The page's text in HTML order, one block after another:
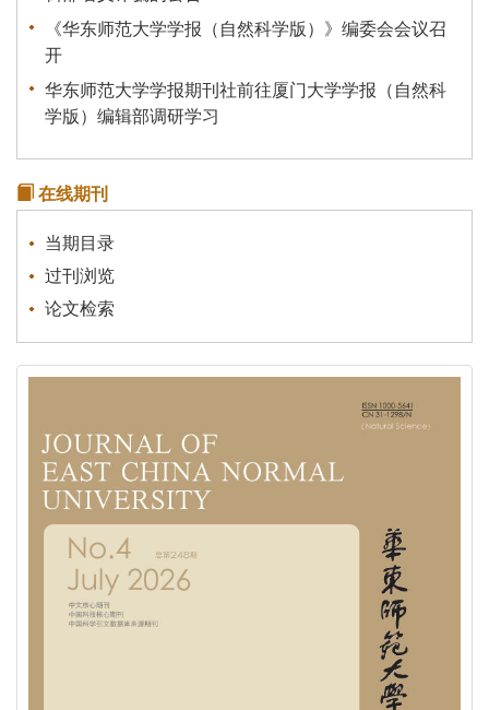
《华东师范大学学报（自然科学版）》编委会会议召
开
华东师范大学学报期刊社前往厦门大学学报（自然科
学版）编辑部调研学习
《统计理论及其应用》征稿通知
关于有不法分子冒充本刊行骗的声明
在线期刊
当期目录
过刊浏览
论文检索